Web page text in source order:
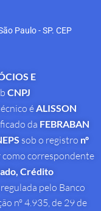
Paulo - SP. CEP
E
CNPJ
é ALISSON
da FEBRABAN
sob o registro nº
correspondente
Crédito
pelo Banco
nº 4.935, de 29 de